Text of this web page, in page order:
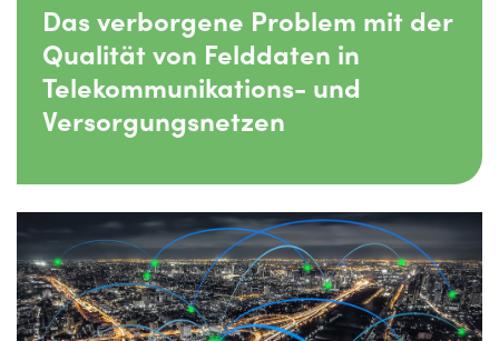
Das verborgene Problem mit der
Qualität von Felddaten in
Telekommunikations- und
Versorgungsnetzen